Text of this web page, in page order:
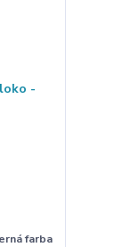
farba